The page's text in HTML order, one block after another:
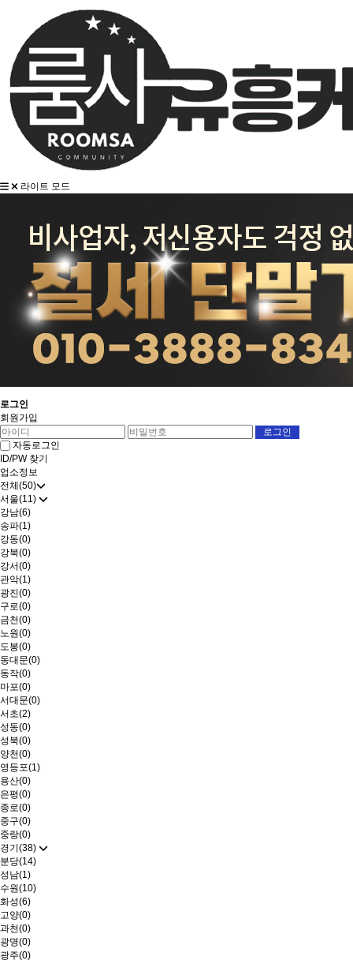
라이트 모드
로그인
회원가입
자동로그인
ID/PW 찾기
업소정보
전체(50)
서울(11)
강남(6)
송파(1)
강동(0)
강북(0)
강서(0)
관악(1)
광진(0)
구로(0)
금천(0)
노원(0)
도봉(0)
동대문(0)
동작(0)
마포(0)
서대문(0)
서초(2)
성동(0)
성북(0)
양천(0)
영등포(1)
용산(0)
은평(0)
종로(0)
중구(0)
중랑(0)
경기(38)
분당(14)
성남(1)
수원(10)
화성(6)
고양(0)
과천(0)
광명(0)
광주(0)